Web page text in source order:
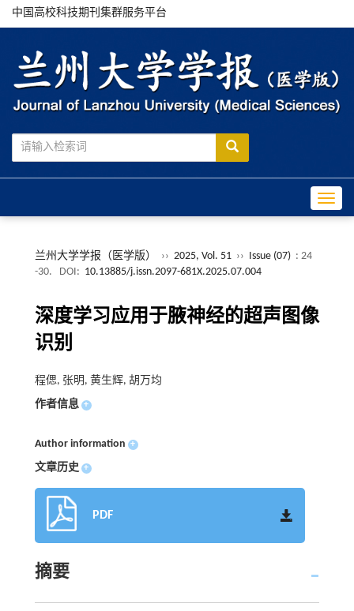
中国高校科技期刊集群服务平台
兰州大学学报（医学版） ›› 2025, Vol. 51 ›› Issue (07) : 24
-30.
DOI: 10.13885/j.issn.2097-681X.2025.07.004
深度学习应用于腋神经的超声图像
识别
程偲, 张明, 黄生辉, 胡万均
作者信息 +
Author information +
文章历史 +
PDF
摘要